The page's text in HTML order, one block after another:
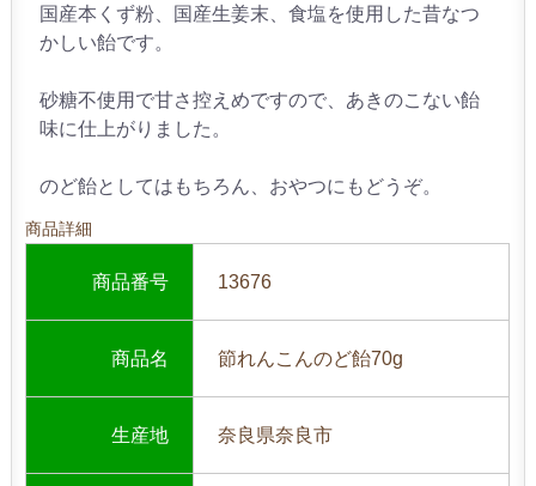
国産本くず粉、国産生姜末、食塩を使用した昔なつ
かしい飴です。
砂糖不使用で甘さ控えめですので、あきのこない飴
味に仕上がりました。
のど飴としてはもちろん、おやつにもどうぞ。
商品詳細
商品番号 13676
商品名 節れんこんのど飴70g
生産地 奈良県奈良市